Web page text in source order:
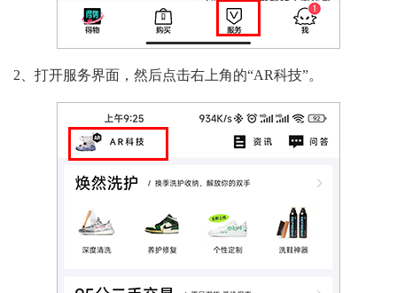
2、打开服务界面，然后点击右上角的“AR科技”。